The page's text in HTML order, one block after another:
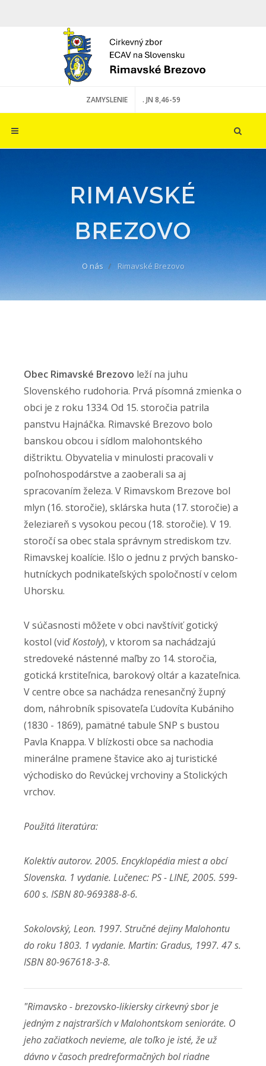
ZAMYSLENIE . JN 8,46-59
RIMAVSKÉ
BREZOVO
O nás Rimavské Brezovo
Obec Rimavské Brezovo leží na juhu
Slovenského rudohoria. Prvá písomná zmienka o
obci je z roku 1334. Od 15. storočia patrila
panstvu Hajnáčka. Rimavské Brezovo bolo
banskou obcou i sídlom malohontského
dištriktu. Obyvatelia v minulosti pracovali v
poľnohospodárstve a zaoberali sa aj
spracovaním železa. V Rimavskom Brezove bol
mlyn (16. storočie), sklárska huta (17. storočie) a
železiareň s vysokou pecou (18. storočie). V 19.
storočí sa obec stala správnym strediskom tzv.
Rimavskej koalície. Išlo o jednu z prvých bansko-
hutníckych podnikateľských spoločností v celom
Uhorsku.
V súčasnosti môžete v obci navštíviť gotický
kostol (viďKostoly), v ktorom sa nachádzajú
stredoveké nástenné maľby zo 14. storočia,
gotická krstiteľnica, barokový oltár a kazateľnica.
V centre obce sa nachádza renesančný župný
dom, náhrobník spisovateľa Ľudovíta Kubániho
(1830 - 1869), pamätné tabule SNP s bustou
Pavla Knappa. V blízkosti obce sa nachodia
minerálne pramene štavice ako aj turistické
východisko do Revúckej vrchoviny a Stolických
vrchov.
Použitá literatúra:
Kolektív autorov. 2005. Encyklopédia miest a obcí
Slovenska. 1 vydanie. Lučenec: PS - LINE, 2005. 599-
600 s. ISBN 80-969388-8-6.
Sokolovský, Leon. 1997. Stručné dejiny Malohontu
do roku 1803. 1 vydanie. Martin: Gradus, 1997. 47 s.
ISBN 80-967618-3-8.
"Rimavsko - brezovsko-likiersky cirkevný sbor je
jedným z najstrarších v Malohontskom senioráte. O
jeho začiatkoch nevieme, ale toľko je isté, že už
dávno v časoch predreformačných bol riadne